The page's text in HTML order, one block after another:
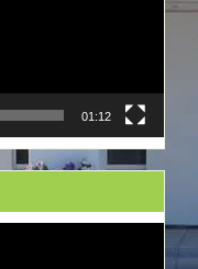
01:12